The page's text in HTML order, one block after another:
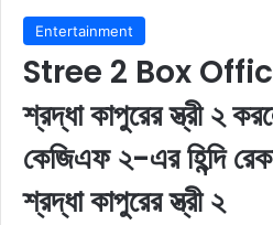
Entertainment
Stree 2 Box
শ্রদ্ধা কাপুরের স্ত্রী ২
কেজিএফ ২-এর হিন্দি
শ্রদ্ধা কাপুরের স্ত্রী ২